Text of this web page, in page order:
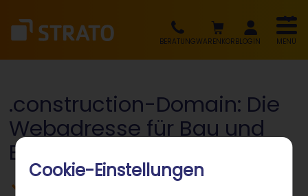
Cookie-Einstellungen
BERATUNGWARENKORBLOGIN MENÜ
.construction-Domain: Die
Webadresse für Bau und
Baugewerbe
Sprechende Adresse für die